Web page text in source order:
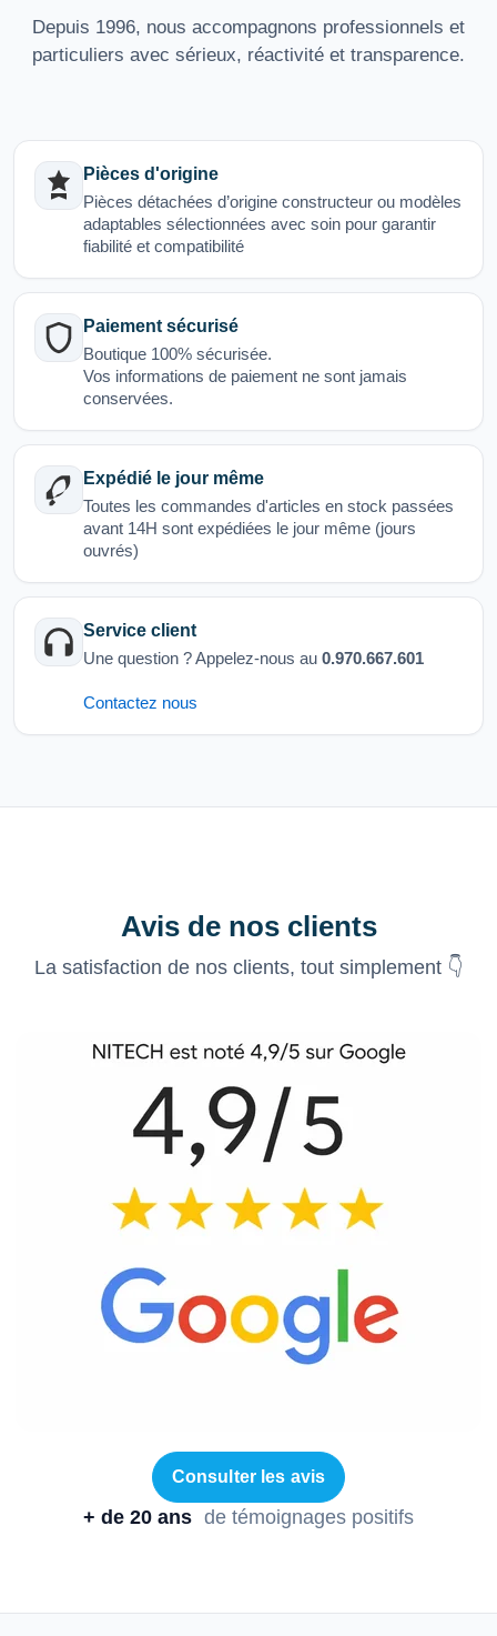
Depuis 1996, nous accompagnons professionnels et
particuliers avec sérieux, réactivité et transparence.
Pièces d'origine
Pièces détachées d’origine constructeur ou modèles
adaptables sélectionnées avec soin pour garantir
fiabilité et compatibilité
Paiement sécurisé
Boutique 100% sécurisée.
Vos informations de paiement ne sont jamais
conservées.
Expédié le jour même
Toutes les commandes d'articles en stock passées
avant 14H sont expédiées le jour même (jours
ouvrés)
Service client
Une question ? Appelez-nous au 0.970.667.601
Contactez nous
Avis de nos clients
La satisfaction de nos clients, tout simplement 👇
Consulter les avis
+ de 20 ans de témoignages positifs